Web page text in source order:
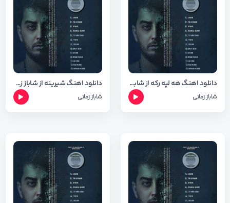
دانلود اهنگ هه لپه رکه از شاباز زمانی + متن و شعر
شاباز زمانی
دانلود اهنگ شیرینه از شاباز زمانی + متن و شعر
شاباز زمانی